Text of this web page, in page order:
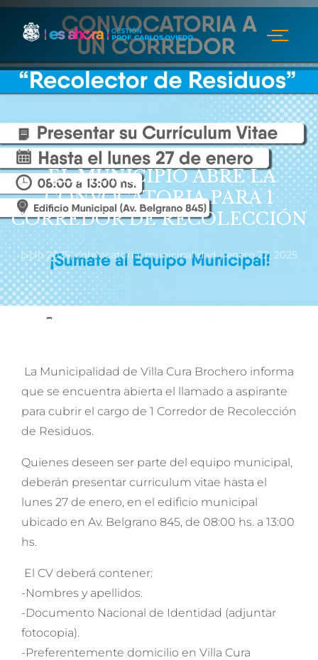
EL MUNICIPIO ABRE LA
CONVOCATORIA PARA 1
CORREDOR DE RECOLECCIÓN
ciclo 2025,convocatoria,municipalidad enero 22, 2025
La Municipalidad de Villa Cura Brochero informa
que se encuentra abierta el llamado a aspirante
para cubrir el cargo de 1 Corredor de Recolección
de Residuos.
Quienes deseen ser parte del equipo municipal,
deberán presentar curriculum vitae hasta el
lunes 27 de enero, en el edificio municipal
ubicado en Av. Belgrano 845, de 08:00 hs. a 13:00
hs.
El CV deberá contener:
-Nombres y apellidos.
-Documento Nacional de Identidad (adjuntar
fotocopia).
-Preferentemente domicilio en Villa Cura